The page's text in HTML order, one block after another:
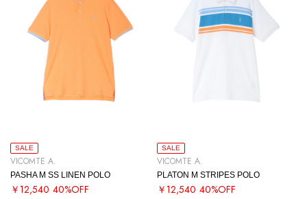
SALE
VICOMTE A.
PASHA M SS LINEN POLO
￥12,540 40%OFF
SALE
VICOMTE A.
PLATON M STRIPES POLO
￥12,540 40%OFF